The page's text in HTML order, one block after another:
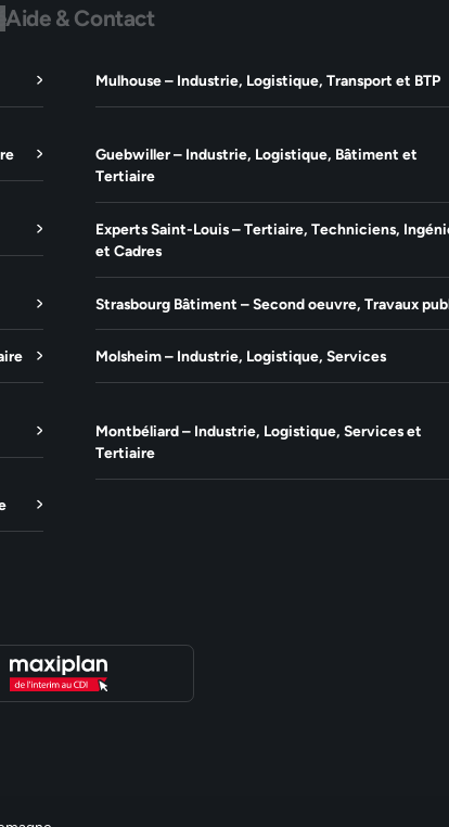
Aide & Contact
Mulhouse – Industrie, Logistique, Transport et BTP
Guebwiller – Industrie, Logistique, Bâtiment et
Tertiaire
Experts Saint-Louis – Tertiaire, Techniciens,
et Cadres
Strasbourg Bâtiment – Second oeuvre, Travaux
Molsheim – Industrie, Logistique, Services
Montbéliard – Industrie, Logistique, Services et
Tertiaire